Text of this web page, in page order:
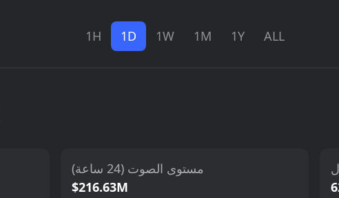
1H 1D 1W 1M 1Y ALL
مستوى الصوت (24 ساعة)
$216.63M